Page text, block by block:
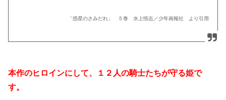
「惑星のさみだれ」 ５巻 水上悟志／少年画報社 より引用
本作のヒロインにして、１２人の騎士たちが守る姫で
す。